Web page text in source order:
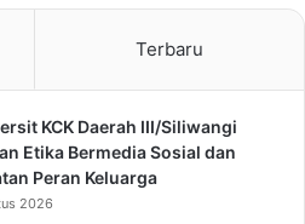
Terbaru
KCK Daerah III/Siliwangi
Etika Bermedia Sosial dan
Peran Keluarga
2026